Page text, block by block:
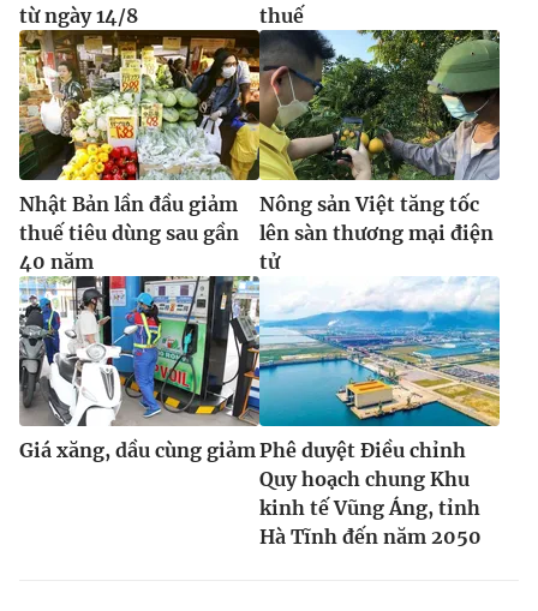
từ ngày 14/8
thuế
Nhật Bản lần đầu giảm
thuế tiêu dùng sau gần
40 năm
Nông sản Việt tăng tốc
lên sàn thương mại điện
tử
Giá xăng, dầu cùng giảm Phê duyệt Điều chỉnh
Quy hoạch chung Khu
kinh tế Vũng Áng, tỉnh
Hà Tĩnh đến năm 2050